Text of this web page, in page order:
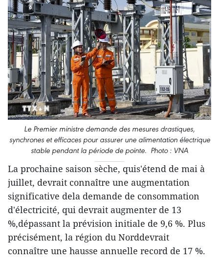
Le Premier ministre demande des mesures drastiques,
synchrones et efficaces pour assurer une alimentation électrique
stable pendant la période de pointe. Photo : VNA
La prochaine saison sèche, quis'étend de mai à
juillet, devrait connaître une augmentation
significative dela demande de consommation
d'électricité, qui devrait augmenter de 13
%,dépassant la prévision initiale de 9,6 %. Plus
précisément, la région du Norddevrait
connaître une hausse annuelle record de 17 %.